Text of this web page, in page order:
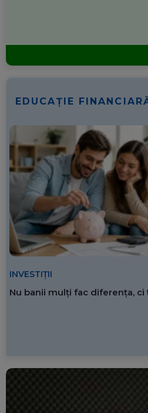
EDUCAȚIE
INVESTIȚII
Nu banii mulți fac diferența, ci